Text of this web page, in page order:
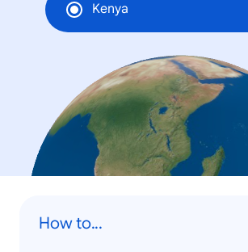
Kenya
How to...